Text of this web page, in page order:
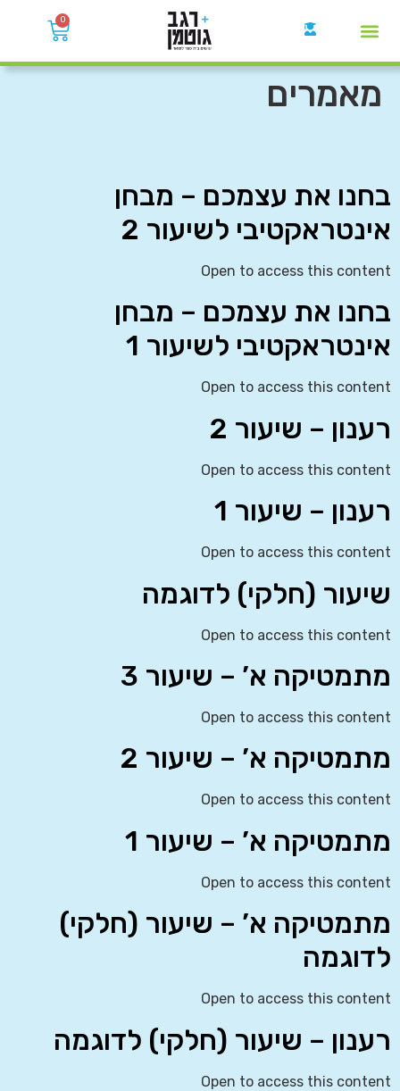
0
מאמרים
בחנו את עצמכם – מבחן
אינטראקטיבי לשיעור 2
Open to access this content
בחנו את עצמכם – מבחן
אינטראקטיבי לשיעור 1
Open to access this content
רענון – שיעור 2
Open to access this content
רענון – שיעור 1
Open to access this content
שיעור (חלקי) לדוגמה
Open to access this content
מתמטיקה א’ – שיעור 3
Open to access this content
מתמטיקה א’ – שיעור 2
Open to access this content
מתמטיקה א’ – שיעור 1
Open to access this content
מתמטיקה א’ – שיעור (חלקי)
לדוגמה
Open to access this content
רענון – שיעור (חלקי) לדוגמה
Open to access this content